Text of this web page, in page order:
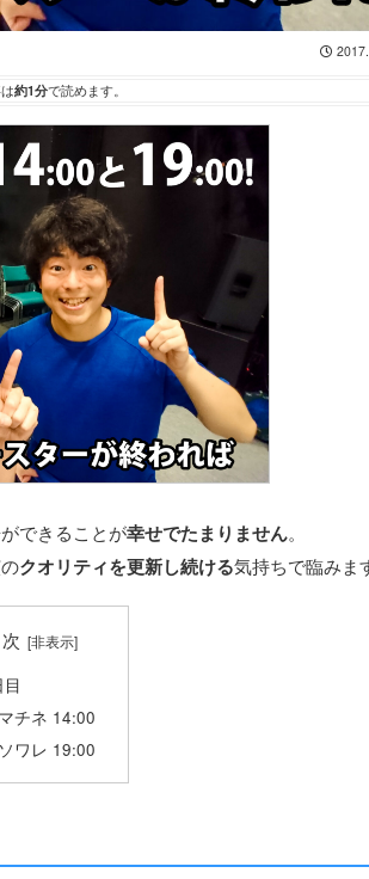
約1分で読めます。
できることが幸せでたまりません。
クオリティを更新し続ける気持ちで臨みま
チネ 14:00
ワレ 19:00